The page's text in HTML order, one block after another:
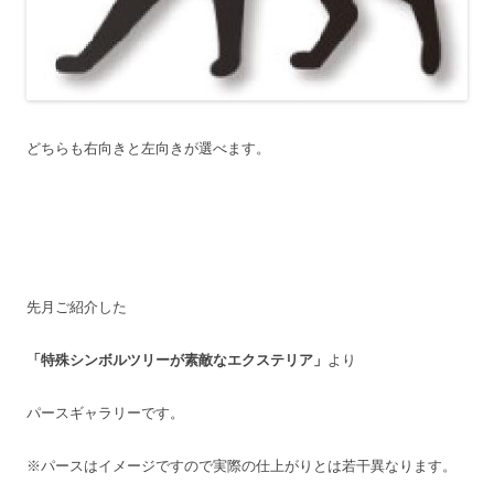
どちらも右向きと左向きが選べます。
先月ご紹介した
「特殊シンボルツリーが素敵なエクステリア」 より
パースギャラリーです。
※パースはイメージですので実際の仕上がりとは若干異なります。